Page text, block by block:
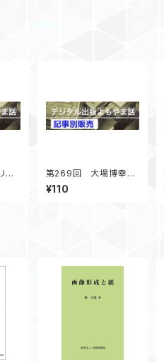
ア
期
第269回 大場博幸氏
著書の社会的意義－図
書館の書籍市場への影
¥110